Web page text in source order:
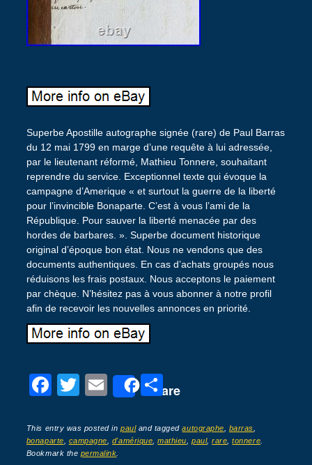
Superbe Apostille autographe signée (rare) de Paul Barras
du 12 mai 1799 en marge d’une requête à lui adressée,
par le lieutenant réformé, Mathieu Tonnere, souhaitant
reprendre du service. Exceptionnel texte qui évoque la
campagne d’Amerique « et surtout la guerre de la liberté
pour l’invincible Bonaparte. C’est à vous l’ami de la
République. Pour sauver la liberté menacée par des
hordes de barbares. ». Superbe document historique
original d’époque bon état. Nous ne vendons que des
documents authentiques. En cas d’achats groupés nous
réduisons les frais postaux. Nous acceptons le paiement
par chèque. N’hésitez pas à vous abonner à notre profil
afin de recevoir les nouvelles annonces en priorité.
F
c
e
T
tt
er
E
ail
Share
P
ta
g
This entry was posted inpauland taggedautographe barras
bonaparte
campagne d'amérique ,mathieu ,paul,rare ,tonnere
Bookmark the permalink